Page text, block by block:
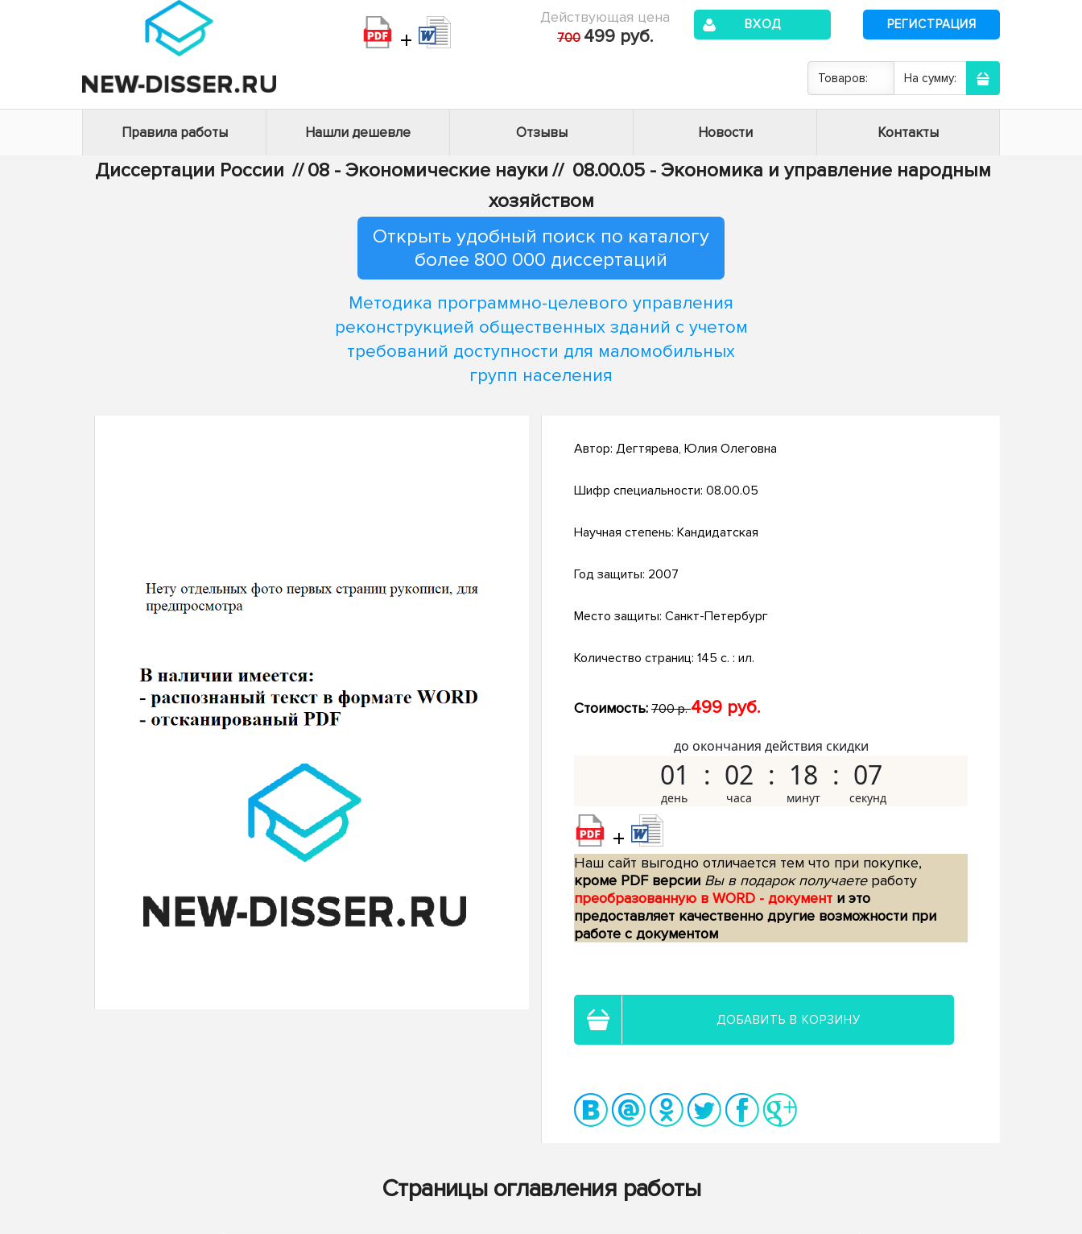
+
Действующая цена
700 499 руб.
ВХОД РЕГИСТРАЦИЯ
Товаров: На сумму:
Правила работы Нашли дешевле Отзывы Новости Контакты
Диссертации России // 08 - Экономические науки // 08.00.05 - Экономика и управление народным
хозяйством
Открыть удобный поиск по каталогу
более 800 000 диссертаций
Методика программно-целевого управления
реконструкцией общественных зданий с учетом
требований доступности для маломобильных
групп населения
Автор: Дегтярева, Юлия Олеговна
Шифр специальности: 08.00.05
Научная степень: Кандидатская
Год защиты: 2007
Место защиты: Санкт-Петербург
Количество страниц: 145 с. : ил.
Стоимость: 700 р.499 руб.
до окончания действия скидки
01 02 18 06
+
Наш сайт выгодно отличается тем что при покупке,
кроме PDF версии Вы в подарок получаетеработу
преобразованную в WORD - документ и это
предоставляет качественно другие возможности при
работе с документом
ДОБАВИТЬ В КОРЗИНУ
Страницы оглавления работы